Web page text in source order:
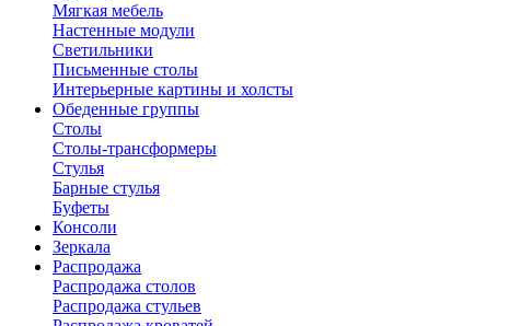
Мягкая мебель
Настенные модули
Светильники
Письменные столы
Интерьерные картины и холсты
Обеденные группы
Столы
Столы-трансформеры
Стулья
Барные стулья
Буфеты
Консоли
Зеркала
Распродажа
Распродажа столов
Распродажа стульев